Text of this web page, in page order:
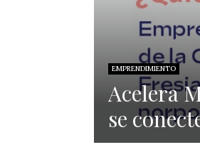
EMPRENDIMIENTO
Acelera
se